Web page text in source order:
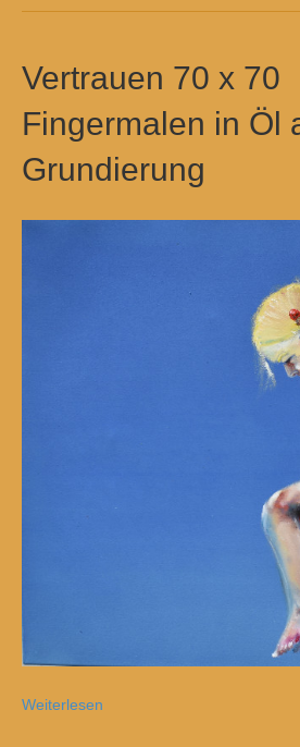
Vertrauen 70 x 70
Fingermalen in Öl
Grundierung
Weiterlesen